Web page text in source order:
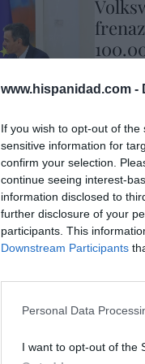
www.hispanidad.com -
If you wish to opt-out of
sensitive information for
confirm your selection.
continue seeing interest-
information disclosed to
further disclosure of your
participants. This
Downstream Participants
Personal Data
I want to opt-out of the
con el
viven
Cristina